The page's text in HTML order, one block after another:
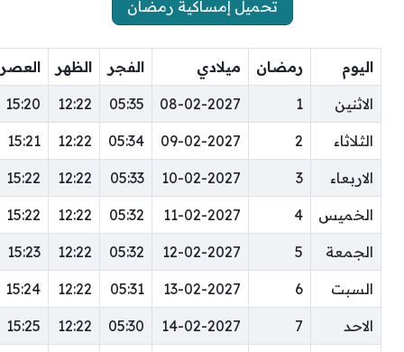
تحميل إمساكية رمضان
اليوم رمضان ميلادي الفجر الظهر العصر
الاثنين 1
08-02-2027
05:35
12:22
15:20
الثلاثاء 2
09-02-2027
05:34
12:22
15:21
الاربعاء 3
10-02-2027
05:33
12:22
15:22
الخميس 4
11-02-2027
05:32
12:22
15:22
الجمعة 5
12-02-2027
05:32
12:22
15:23
السبت 6
13-02-2027
05:31
12:22
15:24
الاحد 7
14-02-2027
05:30
12:22
15:25